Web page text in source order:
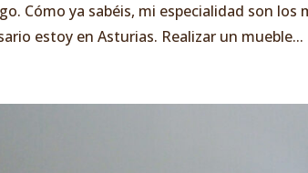
Cómo ya sabéis, mi especialidad son los
estoy en Asturias. Realizar un mueble...